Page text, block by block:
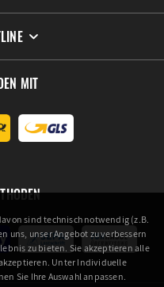
MIT
sind technisch notwendig (z.B.
uns, unser Angebot zu verbessern
zu bieten. Sie akzeptieren alle
Unter Individuelle
Sie Ihre Auswahl anpassen.